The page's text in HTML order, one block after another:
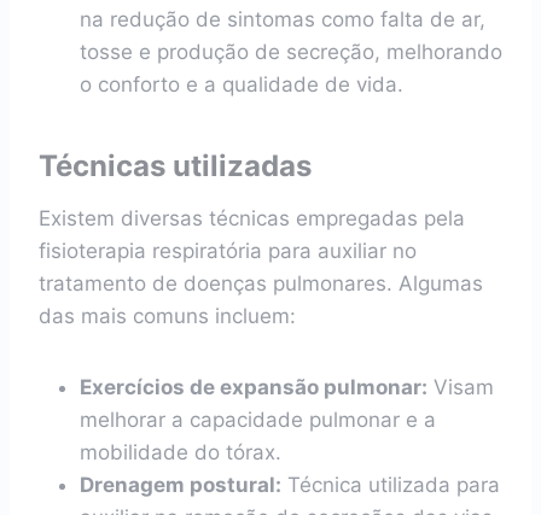
na redução de sintomas como falta de ar,
tosse e produção de secreção, melhorando
o conforto e a qualidade de vida.
Técnicas utilizadas
Existem diversas técnicas empregadas pela
fisioterapia respiratória para auxiliar no
tratamento de doenças pulmonares. Algumas
das mais comuns incluem:
Exercícios de expansão pulmonar: Visam
melhorar a capacidade pulmonar e a
mobilidade do tórax.
Drenagem postural: Técnica utilizada para